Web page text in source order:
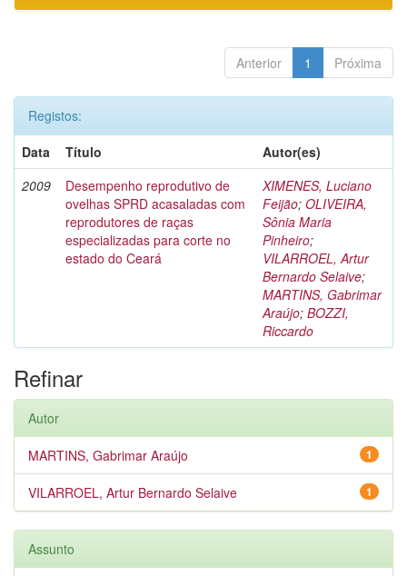
Anterior 1 Próxima
Registos:
Data
Título
Autor(es)
2009
Desempenho reprodutivo de
ovelhas SPRD acasaladas com
reprodutores de raças
especializadas para corte no
estado do Ceará
XIMENES, Luciano
Feijão; OLIVEIRA,
Sônia Maria
Pinheiro;
VILARROEL, Artur
Bernardo Selaive;
MARTINS, Gabrimar
Araújo; BOZZI,
Riccardo
Refinar
Autor
1
MARTINS, Gabrimar Araújo
1
VILARROEL, Artur Bernardo Selaive
Assunto